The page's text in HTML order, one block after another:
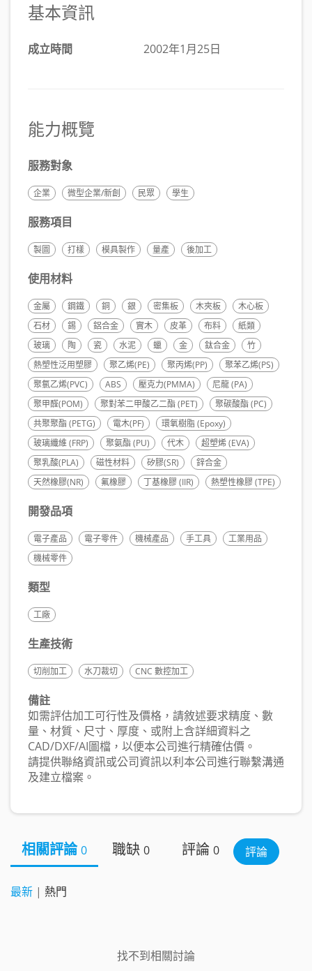
基本資訊
成立時間 2002年1月25日
能力概覽
服務對象
企業 微型企業/新創 民眾 學生
服務項目
製圖 打樣 模具製作 量產 後加工
使用材料
金屬 鋼鐵 銅 銀 密集板 木夾板
木心板
石材
錫 鋁合金 實木 皮革 布料
紙類
玻璃
陶 瓷 水泥 蠟 金 鈦合金
竹
熱塑性泛用塑膠
聚乙烯(PE) 聚丙烯(PP)
聚苯乙烯(PS)
聚氯乙烯(PVC)
ABS 壓克力(PMMA)
尼龍 (PA)
聚甲醛(POM)
聚對苯二甲酸乙二酯 (PET)
聚碳酸酯 (PC)
共聚聚酯 (PETG)
電木(PF)
環氧樹脂 (Epoxy)
玻璃纖維 (FRP)
聚氨酯 (PU) 代木
超塑烯 (EVA)
聚乳酸(PLA)
磁性材料 矽膠(SR)
鋅合金
天然橡膠(NR)
氟橡膠 丁基橡膠 (IIR) 熱塑性橡膠 (TPE)
開發品項
電子產品 電子零件 機械產品 手工具
工業用品
機械零件
類型
工廠
生產技術
切削加工 水刀裁切 CNC 數控加工
備註
如需評估加工可行性及價格，請敘述要求精度、數
量、材質、尺寸、厚度、或附上含詳細資料之
CAD/DXF/AI圖檔，以便本公司進行精確估價。
請提供聯絡資訊或公司資訊以利本公司進行聯繫溝通
及建立檔案。
相關評論0 職缺 0 評論 0 評論
最新 | 熱門
找不到相關討論